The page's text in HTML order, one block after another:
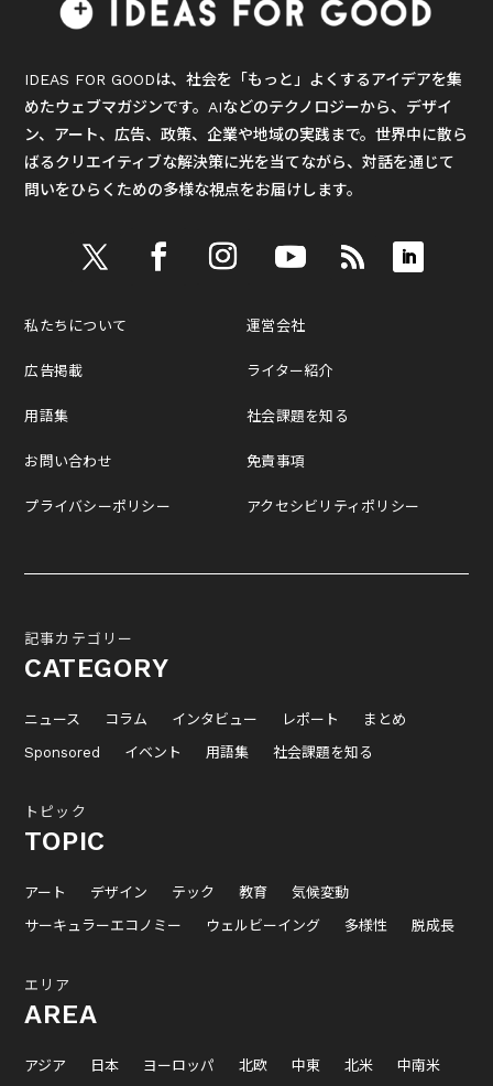
IDEAS FOR GOODは、社会を「もっと」よくするアイデアを集
めたウェブマガジンです。AIなどのテクノロジーから、デザイ
ン、アート、広告、政策、企業や地域の実践まで。世界中に散ら
ばるクリエイティブな解決策に光を当てながら、対話を通じて
問いをひらくための多様な視点をお届けします。
私たちについて
広告掲載
用語集
お問い合わせ
プライバシーポリシー
運営会社
ライター紹介
社会課題を知る
免責事項
アクセシビリティポリシー
記事カテゴリー
CATEGORY
ニュース コラム インタビュー レポート
まとめ
Sponsored
イベント 用語集 社会課題を知る
トピック
TOPIC
アート デザイン テック 教育
気候変動
サーキュラーエコノミー
ウェルビーイング 多様性 脱成長
エリア
AREA
アジア 日本 ヨーロッパ 北欧 中東 北米 中南米